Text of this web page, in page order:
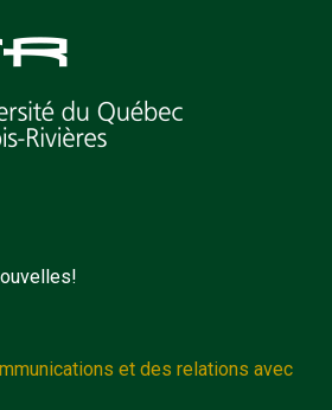
et des relations avec